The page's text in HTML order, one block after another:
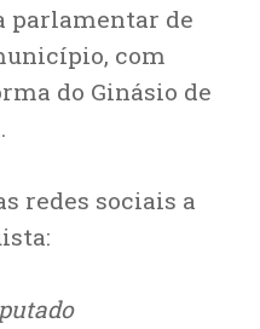
parlamentar de
com
do Ginásio de
redes sociais a